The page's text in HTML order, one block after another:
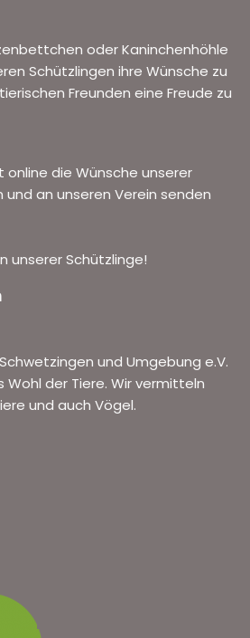
oder Kaninchenhöhle
Schützlingen ihre Wünsche zu
Freunden eine Freude zu
online die Wünsche unserer
an unseren Verein senden
unserer Schützlinge!
und Umgebung e.V.
der Tiere. Wir vermitteln
und auch Vögel.